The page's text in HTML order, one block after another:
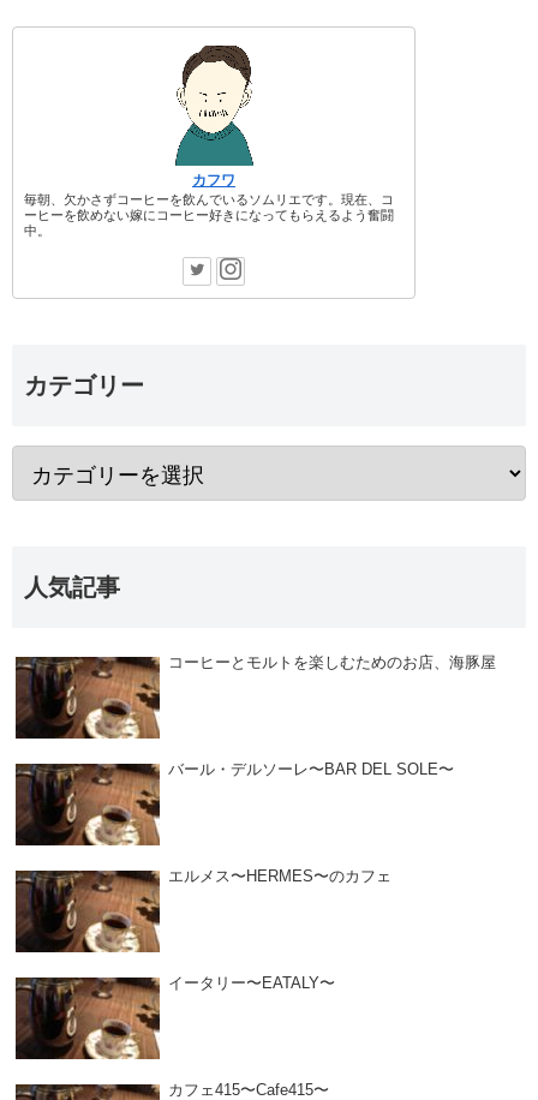
カフワ
毎朝、欠かさずコーヒーを飲んでいるソムリエです。現在、コ
ーヒーを飲めない嫁にコーヒー好きになってもらえるよう奮闘
中。
カテゴリー
人気記事
コーヒーとモルトを楽しむためのお店、海豚屋
バール・デルソーレ〜BAR DEL SOLE〜
エルメス〜HERMES〜のカフェ
イータリー〜EATALY〜
カフェ415〜Cafe415〜